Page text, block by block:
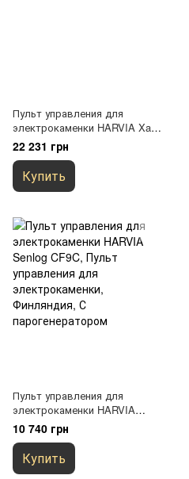
Пульт управления для
электрокаменки HARVIA Xafir
СS110C ( до 11 кВт, с
парогенераторм)
22 231 грн
Купить
Пульт управления для
электрокаменки HARVIA
Senlog CF9C
10 740 грн
Купить